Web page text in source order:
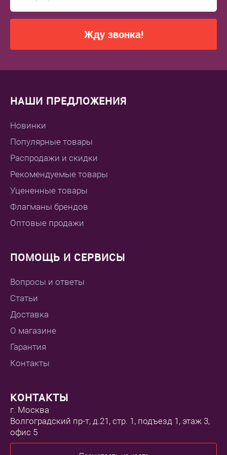
Жду звонка!
НАШИ ПРЕДЛОЖЕНИЯ
Новинки
Популярные товары
Распродажи и скидки
Рекомендуемые товары
Уцененные товары
Флагманы брендов
Оптовые продажи
ПОМОЩЬ И СЕРВИСЫ
Вопросы и ответы
Статьи
Доставка
О магазине
Гарантия
Контакты
КОНТАКТЫ
г. Москва
Волгоградский пр-т, д.21, стр. 1, подъезд 1, этаж 3,
офис 5